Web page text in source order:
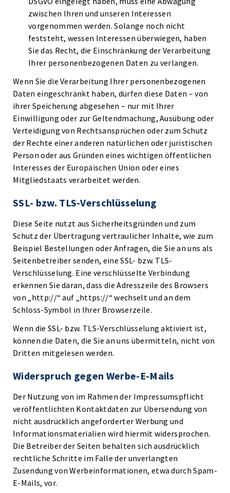
zwischen Ihren und unseren Interessen
vorgenommen werden. Solange noch nicht
feststeht, wessen Interessen überwiegen, haben
Sie das Recht, die Einschränkung der Verarbeitung
Ihrer personenbezogenen Daten zu verlangen.
Wenn Sie die Verarbeitung Ihrer personenbezogenen
Daten eingeschränkt haben, dürfen diese Daten – von
ihrer Speicherung abgesehen – nur mit Ihrer
Einwilligung oder zur Geltendmachung, Ausübung oder
Verteidigung von Rechtsansprüchen oder zum Schutz
der Rechte einer anderen natürlichen oder juristischen
Person oder aus Gründen eines wichtigen öffentlichen
Interesses der Europäischen Union oder eines
Mitgliedstaats verarbeitet werden.
SSL- bzw. TLS-Verschlüsselung
Diese Seite nutzt aus Sicherheitsgründen und zum
Schutz der Übertragung vertraulicher Inhalte, wie zum
Beispiel Bestellungen oder Anfragen, die Sie an uns als
Seitenbetreiber senden, eine SSL- bzw. TLS-
Verschlüsselung. Eine verschlüsselte Verbindung
erkennen Sie daran, dass die Adresszeile des Browsers
von „http://“ auf „https://“ wechselt und an dem
Schloss-Symbol in Ihrer Browserzeile.
Wenn die SSL- bzw. TLS-Verschlüsselung aktiviert ist,
können die Daten, die Sie an uns übermitteln, nicht von
Dritten mitgelesen werden.
Widerspruch gegen Werbe-E-Mails
Der Nutzung von im Rahmen der Impressumspflicht
veröffentlichten Kontaktdaten zur Übersendung von
nicht ausdrücklich angeforderter Werbung und
Informationsmaterialien wird hiermit widersprochen.
Die Betreiber der Seiten behalten sich ausdrücklich
rechtliche Schritte im Falle der unverlangten
Zusendung von Werbeinformationen, etwa durch Spam-
E-Mails, vor.